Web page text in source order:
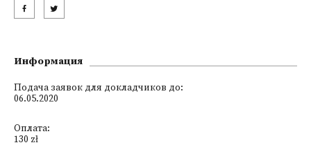
Информация
Подача заявок для докладчиков до:
06.05.2020
Оплата:
130 zł